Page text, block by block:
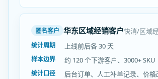
匿名客户 华东区域经销客户快消/区域
统计周期 上线前后各 30 天
样本边界 约 120 个下游客户、3000+ SKU
统计口径
后台订单、人工补单记录、价格